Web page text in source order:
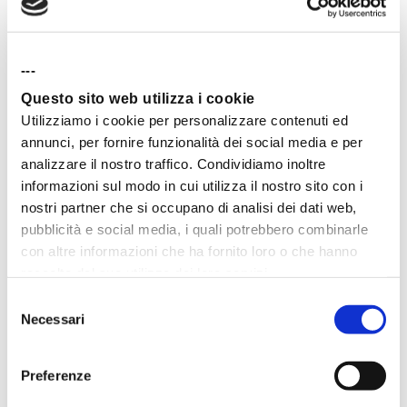
---
Questo sito web utilizza i cookie
Utilizziamo i cookie per personalizzare contenuti ed
annunci, per fornire funzionalità dei social media e per
analizzare il nostro traffico. Condividiamo inoltre
informazioni sul modo in cui utilizza il nostro sito con i
nostri partner che si occupano di analisi dei dati web,
pubblicità e social media, i quali potrebbero combinarle
con altre informazioni che ha fornito loro o che hanno
delNecessari
Preferenze
INIZIA ORA
Trova la tua
vocazione
vocazione ti consente di accendere due fattori